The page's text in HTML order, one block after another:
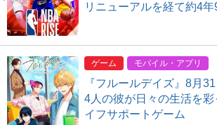
リニューアルを経て約4
ゲーム モバイル・アプリ
『フルールデイズ』8月
4人の彼が日々の生活を
イフサポートゲーム